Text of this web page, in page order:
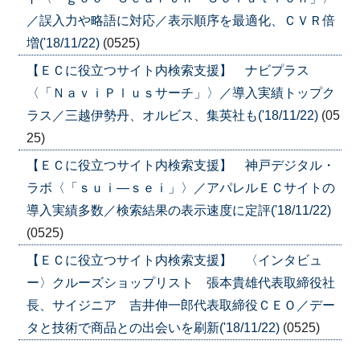
／誤入力や略語に対応／表示順序を最適化、ＣＶＲ倍
増('18/11/22) (0525)
【ＥＣに役立つサイト内検索支援】 ナビプラス
〈「ＮａｖｉＰｌｕｓサーチ」〉／導入実績トップク
ラス／三越伊勢丹、オルビス、集英社も('18/11/22) (05
25)
【ＥＣに役立つサイト内検索支援】 神戸デジタル・
ラボ〈「ｓｕｉ—ｓｅｉ」〉／アパレルＥＣサイトの
導入実績多数／検索結果の表示速度に定評('18/11/22)
(0525)
【ＥＣに役立つサイト内検索支援】 〈インタビュ
ー〉クルーズショップリスト 張本貴雄代表取締役社
長、サイジニア 吉井伸一郎代表取締役ＣＥＯ／デー
タと技術で商品との出会いを刷新('18/11/22) (0525)